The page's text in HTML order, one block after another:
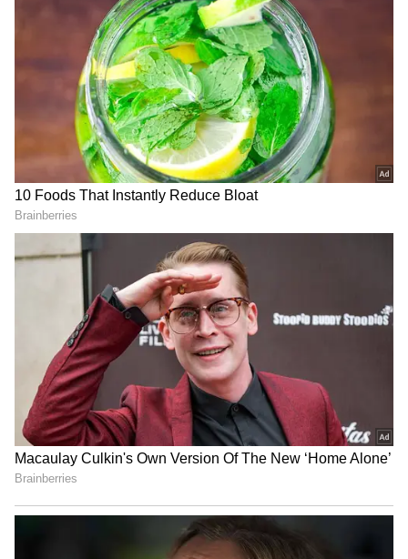
Image Credit :Pixabay
సింహం
కుజుడి సంచారం సింహ రాశి వారికి అన్ని రకాలుగా కలిసి
వస్తుంది. ఈ రాశి వారి ఎదుగుదలకు ఇదే అనువైన
సమయం. సమాజంలో వీరి గౌరవం, హోదా పెరుగుతాయి.
వీరు ఆర్థికంగా గొప్ప పురోగతిని చూస్తారు. ఒకటి కంటే
ఎక్కువ మార్గాల్లో ఆదాయాన్ని పొందే అవకాశం ఉంది.
స్నేహితులు, అన్నయ్యల నుంచి సహాయం లభిస్తుంది.
సమాజంలో ఈ రాశి వారి స్థాయి పెరుగుతుంది. వీరి చిరకాల
కోరికలు నెరవేరే అవకాశాలు ఉన్నాయి.